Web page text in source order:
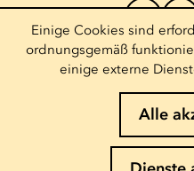
E-Mail
Einige Cookies sind
ordnungsgemäß
einige externe
Alle